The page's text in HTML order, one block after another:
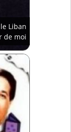
Liban
de moi